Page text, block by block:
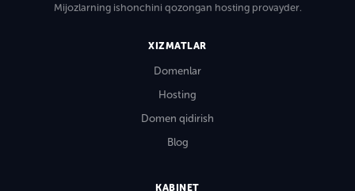
Mijozlarning ishonchini qozongan hosting provayder.
XIZMATLAR
Domenlar
Hosting
Domen qidirish
Blog
KABINET